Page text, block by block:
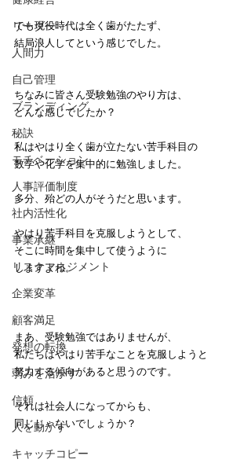
リーダー
人間力
自己管理
ブランディング
秘訣
モチベーション
人事評価制度
社内活性化
事業承継
リスクマネジメント
企業変革
顧客満足
発想の転換
弱みを活かす
信頼
人を動かす
キャッチコピー
でも現役時代は全く歯がたたず、
結局浪人してという感じでした。
ちなみに皆さん受験勉強のやり方は、
どんな感じでしたか？
私はやはり全く歯が立たない苦手科目の
数学や化学を集中的に勉強しました。
多分、殆どの人がそうだと思います。
やはり苦手科目を克服しようとして、
そこに時間を集中して使うように
しますよね。
まあ、受験勉強ではありませんが、
私たちはやはり苦手なことを克服しようと
努力する傾向があると思うのです。
それは社会人になってからも、
同じじゃないでしょうか？